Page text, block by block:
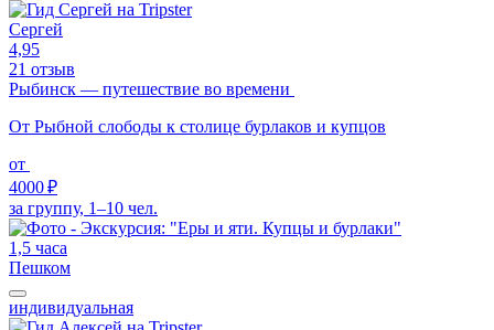
Сергей
4,95
21 отзыв
Рыбинск — путешествие во времени
От Рыбной слободы к столице бурлаков и купцов
от
4000 ₽
за группу, 1–10 чел.
1,5 часа
Пешком
индивидуальная